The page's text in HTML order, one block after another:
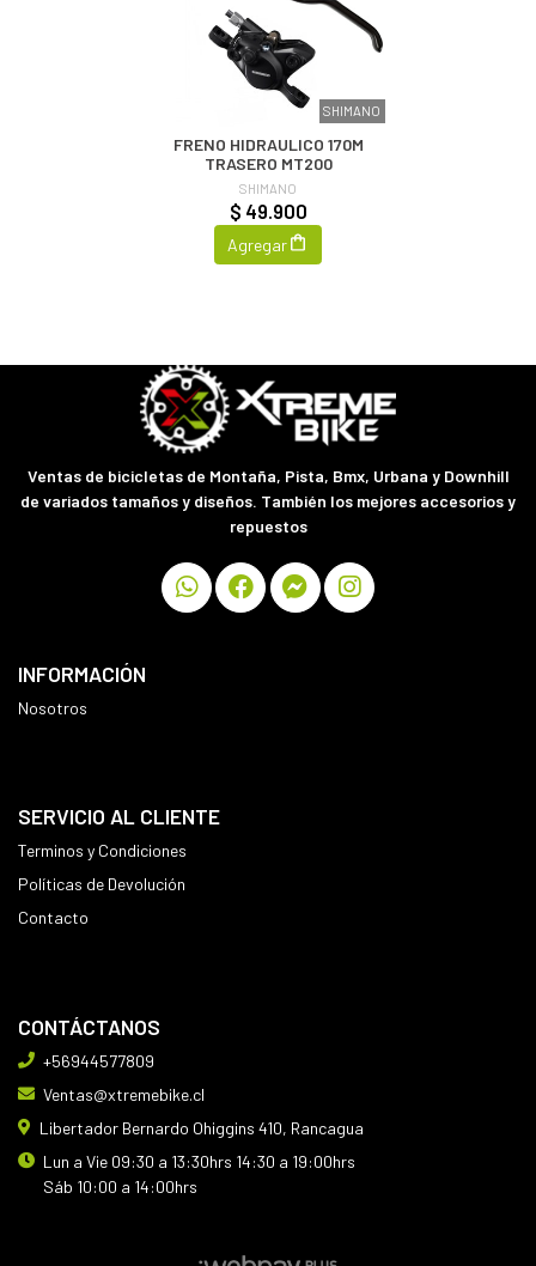
SHIMANO
FRENO HIDRAULICO 170M
TRASERO MT200
SHIMANO
$ 49.900
Agregar
Ventas de bicicletas de Montaña, Pista, Bmx, Urbana y Downhill
de variados tamaños y diseños. También los mejores accesorios y
repuestos
INFORMACIÓN
Nosotros
SERVICIO AL CLIENTE
Terminos y Condiciones
Políticas de Devolución
Contacto
CONTÁCTANOS
+56944577809
Ventas@xtremebike.cl
Libertador Bernardo Ohiggins 410, Rancagua
Lun a Vie 09:30 a 13:30hrs 14:30 a 19:00hrs
Sáb 10:00 a 14:00hrs